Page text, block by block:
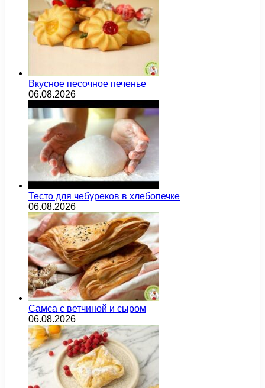
Вкусное песочное печенье
06.08.2026
Тесто для чебуреков в хлебопечке
06.08.2026
Самса с ветчиной и сыром
06.08.2026